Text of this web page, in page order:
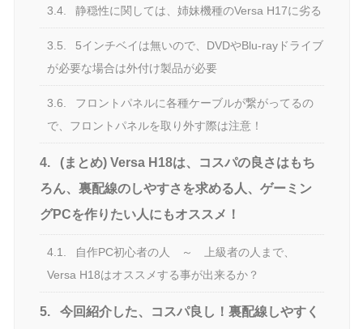
3.4. 静穏性に関しては、姉妹機種のVersa H17に劣る
3.5.
5インチベイは無いので、DVDやBlu-rayドライブ
が必要な場合は外付け製品が必要
3.6.
フロントパネルに各種ケーブルが繋がってるの
で、フロントパネルを取り外す際は注意！
4.
(まとめ) Versa H18は、コスパの良さはもち
ろん、裏配線のしやすさを求める人、ゲーミン
グPCを作りたい人にもオススメ！
4.1.
自作PC初心者の人 ～ 上級者の人まで、
Versa H18はオススメする事が出来るか？
5.
今回紹介した、コスパ良し！裏配線しやすく